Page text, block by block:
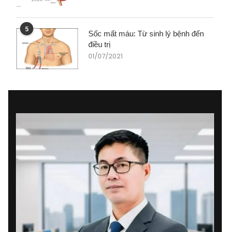
5
Sốc mất máu: Từ sinh lý bệnh đến
điều trị
01/07/2021